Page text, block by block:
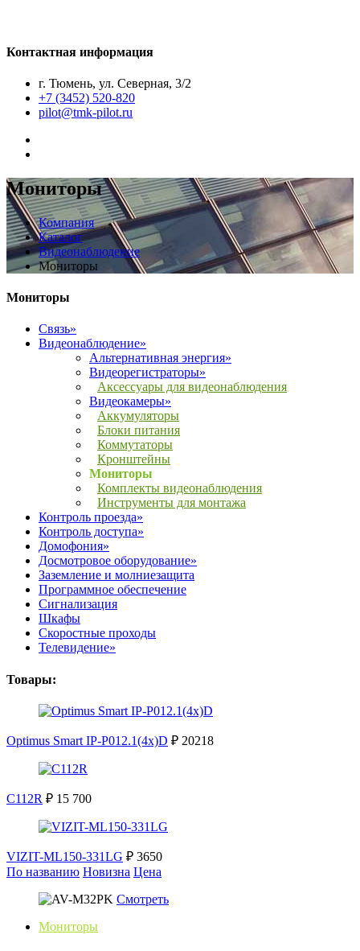
Контактная информация
г. Тюмень, ул. Северная, 3/2
+7 (3452) 520-820
pilot@tmk-pilot.ru
Мониторы
Компания
Каталог
Видеонаблюдение
Мониторы
Мониторы
Связь»
Видеонаблюдение»
Альтернативная энергия»
Видеорегистраторы»
Аксессуары для видеонаблюдения
Видеокамеры»
Аккумуляторы
Блоки питания
Коммутаторы
Кронштейны
Мониторы
Комплекты видеонаблюдения
Инструменты для монтажа
Контроль проезда»
Контроль доступа»
Домофония»
Досмотровое оборудование»
Заземление и молниезащита
Программное обеспечение
Сигнализация
Шкафы
Скоростные проходы
Телевидение»
Товары:
Optimus Smart IP-P012.1(4x)D ₽ 20218
C112R ₽ 15 700
VIZIT-ML150-331LG ₽ 3650
По названию Новизна Цена
Смотреть
Мониторы